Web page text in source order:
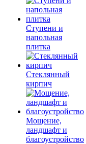
Ступени и
напольная
плитка
Cтеклянный
кирпич
Мощение,
ландшафт и
благоустройство